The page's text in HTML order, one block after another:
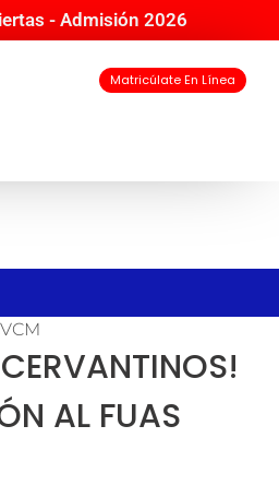
herramientas
- Admisión 2026
Matricúlate En Línea
AL FUAS